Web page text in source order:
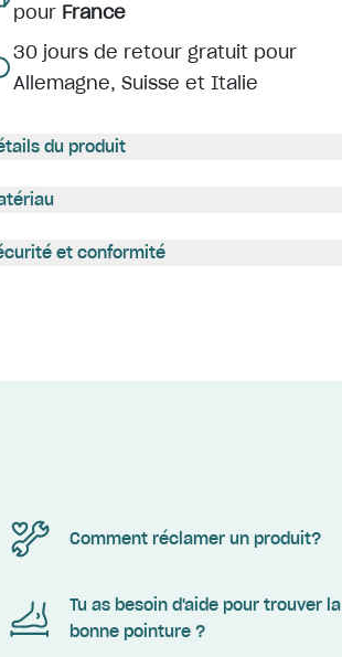
pour France
30 jours de retour gratuit pour
Allemagne, Suisse et Italie
du produit
et conformité
Comment réclamer un produit?
Tu as besoin d'aide pour trouver la
bonne pointure ?